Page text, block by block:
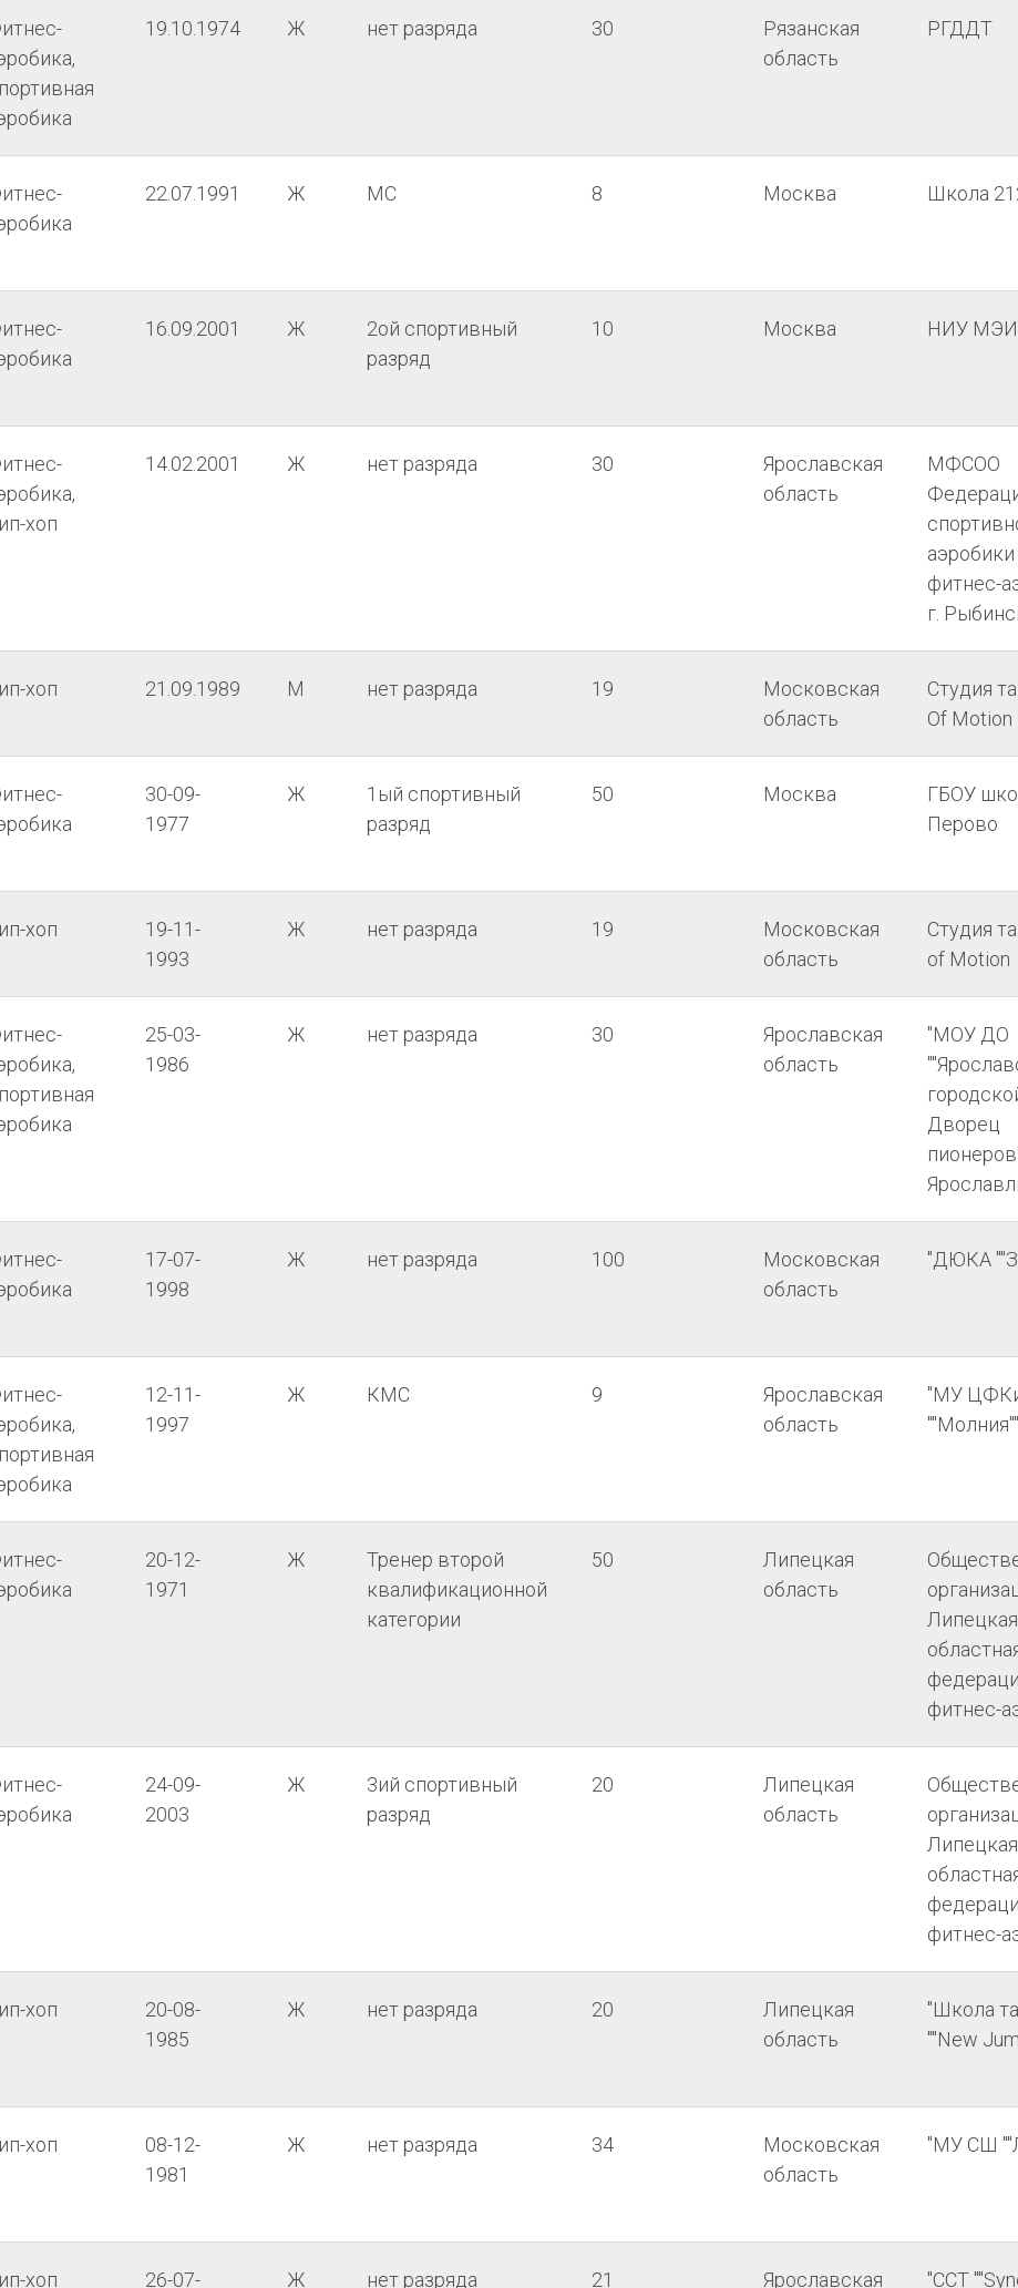
19.10.1974 Ж нет разряда 30
Рязанская
область
РГДДТ
22.07.1991 Ж МС 8 Москва Школа
16.09.2001 Ж
2ой спортивный
разряд
10 Москва НИУ МЭИ
хоп
14.02.2001 Ж нет разряда 30
Ярославская
область
МФСОО
фитнес-
г.
хоп 21.09.1989 М нет разряда 19
Московская
область
Студия
Of Motion
30-09-
1977
Ж
1ый спортивный
разряд
50 Москва
ГБОУ
Перово
хоп
19-11-
1993
Ж нет разряда 19
Московская
область
Студия
of Motion
25-03-
1986
Ж нет разряда 30
Ярославская
область
"МОУ ДО
Дворец
17-07-
1998
Ж нет разряда 100
Московская
область
"ДЮКА
12-11-
1997
Ж КМС 9
Ярославская
область
"МУ
20-12-
1971
Ж
Тренер второй
квалификационной
категории
50
Липецкая
область
Липецкая
фитнес-
24-09-
2003
Ж
3ий спортивный
разряд
20
Липецкая
область
Липецкая
фитнес-
хоп
20-08-
1985
Ж нет разряда 20
Липецкая
область
"Школа
""New
хоп
08-12-
1981
Ж нет разряда 34
Московская
область
"МУ СШ
хоп 26-07- Ж нет разряда 21 Ярославская "ССТ